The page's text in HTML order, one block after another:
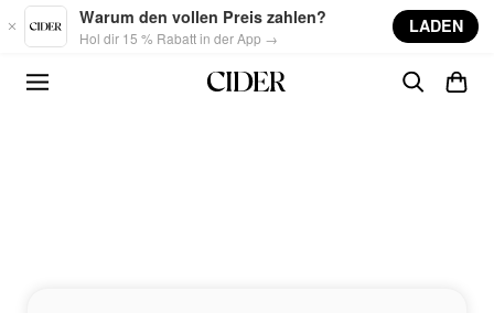
Skip to main content
Warum den vollen Preis zahlen?
Hol dir 15 % Rabatt in der App →
LADEN